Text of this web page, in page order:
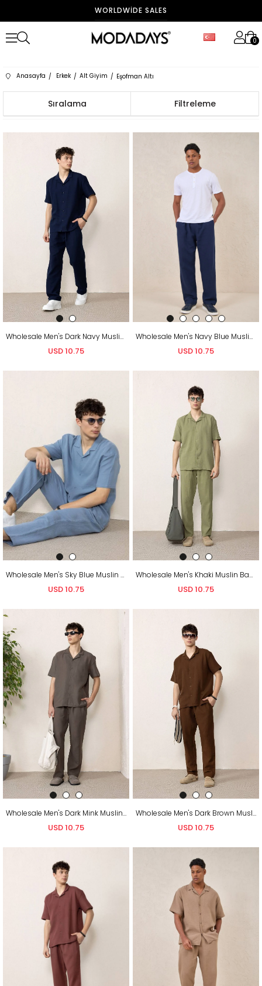
FAST DELIVERY
0
Anasayfa Erkek Alt Giyim Eşofman Altı
Filtreleme
Sıralama
Wholesale Men's Dark Navy Muslin Baggy Sweatpants
USD 10.75
Wholesale Men's Navy Blue Muslin Baggy Sweatpants
USD 10.75
Wholesale Men's Sky Blue Muslin Baggy Sweatpants
USD 10.75
Wholesale Men's Khaki Muslin Baggy Sweatpants
USD 10.75
Wholesale Men's Dark Mink Muslin Baggy Sweatpants
USD 10.75
Wholesale Men's Dark Brown Muslin Baggy Sweatpants
USD 10.75